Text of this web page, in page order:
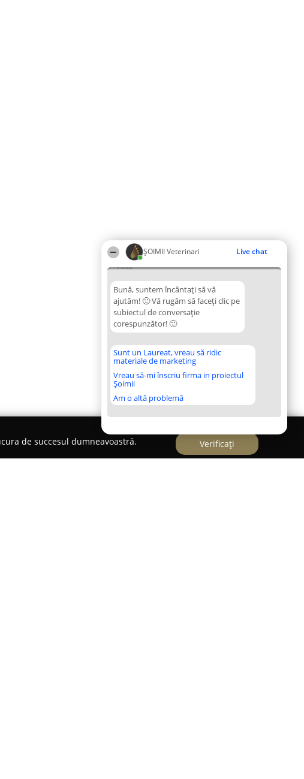
ȘOIMII Veterinari Live chat
19:40
Bună, suntem încântați să vă
ajutăm! 🙂 Vă rugăm să faceți clic pe
subiectul de conversație
corespunzător! 🙂
Sunt un Laureat, vreau să ridic
materiale de marketing
Vreau să-mi înscriu firma in proiectul
Șoimii
Am o altă problemă
de succesul dumneavoastră.
Verificați